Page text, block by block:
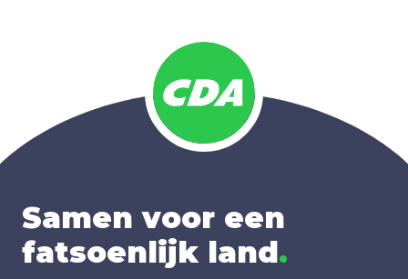
Samen voor een
fatsoenlijk land.